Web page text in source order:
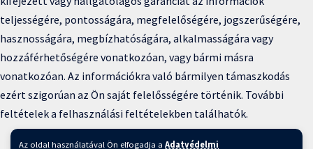
Az oldal használatával Ön elfogadja a Adatvédelmi
teljességére, pontosságára, megfelelőségére, jogszerűségére,
hasznosságára, megbízhatóságára, alkalmasságára vagy
hozzáférhetőségére vonatkozóan, vagy bármi másra
vonatkozóan. Az információkra való bármilyen támaszkodás
ezért szigorúan az Ön saját felelősségére történik. További
feltételek a felhasználási feltételekben találhatók.
Copyright © 2025 BFKH.hu